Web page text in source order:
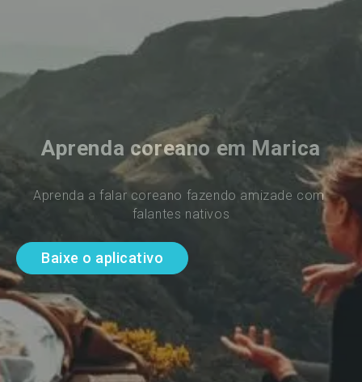
Aprenda coreano em Marica
Aprenda a falar coreano fazendo amizade com
falantes nativos
Baixe o aplicativo